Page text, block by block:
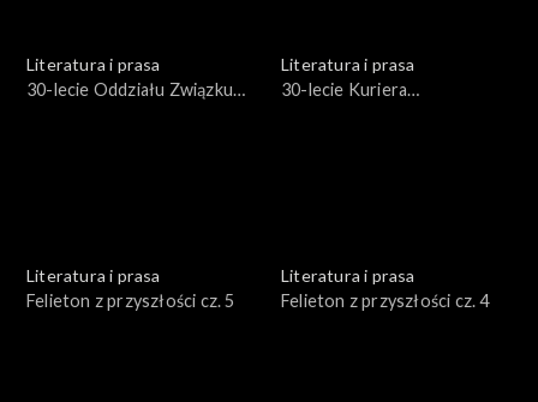
Literatura i prasa
30-lecie Oddziału Związku
Literatura i prasa
30-lecie Kuriera
Literatura i prasa
Felieton z przyszłości cz. 5
Literatura i prasa
Felieton z przyszłości cz. 4